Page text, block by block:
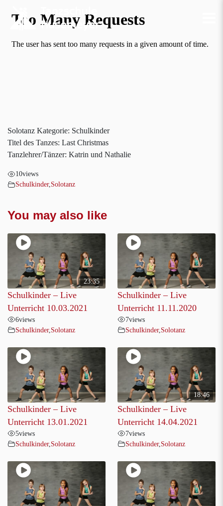
Solotanz Kategorie: Schulkinder
Titel des Tanzes: Last Christmas
Tanzlehrer/Tänzer: Katrin und Nathalie
10views
Schulkinder, Solotanz
You may also like
23:35
Schulkinder – Live
Unterricht 10.03.2021
6views
Schulkinder, Solotanz
Schulkinder – Live
Unterricht 11.11.2020
7views
Schulkinder, Solotanz
Schulkinder – Live
Unterricht 13.01.2021
5views
Schulkinder, Solotanz
18:46
Schulkinder – Live
Unterricht 14.04.2021
7views
Schulkinder, Solotanz